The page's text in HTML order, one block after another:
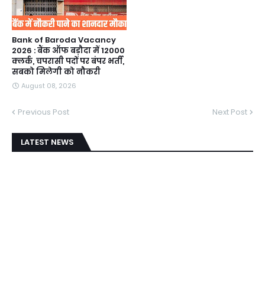
Bank of Baroda Vacancy
2026 : बैंक ऑफ बड़ौदा में 12000
क्लर्क, चपरासी पदों पर बंपर भर्ती,
सबको मिलेगी को नौकरी
August 08, 2026
Previous Post Next Post
LATEST NEWS